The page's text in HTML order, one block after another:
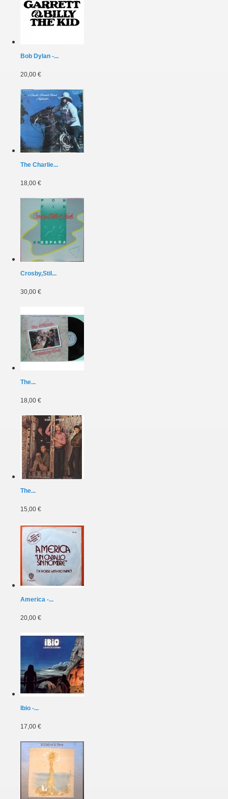
Bob Dylan -...
20,00 €
The Charlie...
18,00 €
Crosby,Stil...
30,00 €
The...
18,00 €
The...
15,00 €
America -...
20,00 €
Ibio -...
17,00 €